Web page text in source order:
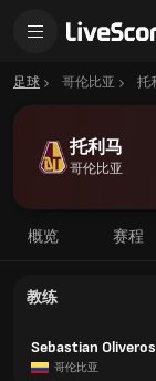
足球 哥伦比亚 托
托利马
哥伦比亚
概览 赛程
教练
Sebastian Oliveros
哥伦比亚